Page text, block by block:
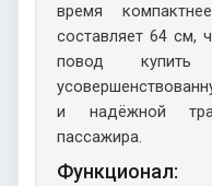
время
составляет 64 см,
повод
и надёжной
пассажира.
Функционал: